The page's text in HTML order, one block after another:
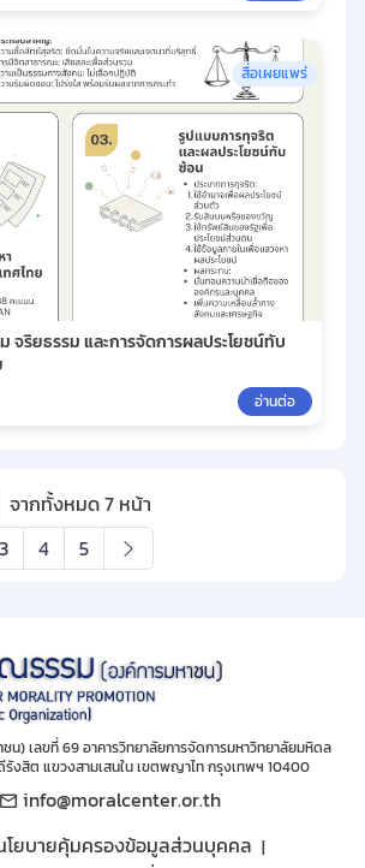
สื่อเผยแพร่
ริยธรรม และการจัดการผลประโยชน์ทับ
อ่านต่อ
จากทั้งหมด 7 หน้า
3 4 5
) เลขที่ 69 อาคารวิทยาลัยการจัดการมหาวิทยาลัยมหิดล
รังสิต แขวงสามเสนใน เขตพญาไท กรุงเทพฯ 10400
info@moralcenter.or.th
โยบายคุ้มครองข้อมูลส่วนบุคคล